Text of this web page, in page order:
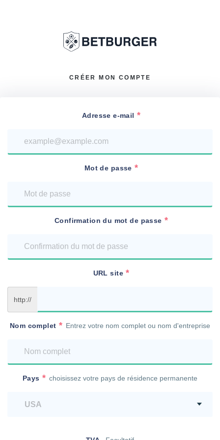
CRÉER MON COMPTE
Adresse e-mail
Mot de passe
Confirmation du mot de passe
URL site
http://
Nom complet Entrez votre nom complet ou nom d'entreprise
Pays choisissez votre pays de résidence permanente